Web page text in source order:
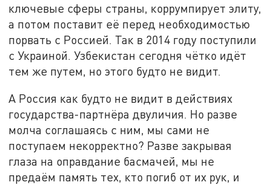
ключевые сферы страны, коррумпирует элиту,
а потом поставит её перед необходимостью
порвать с Россией. Так в 2014 году поступили
с Украиной. Узбекистан сегодня чётко идёт
тем же путем, но этого будто не видит.
А Россия как будто не видит в действиях
государства-партнёра двуличия. Но разве
молча соглашаясь с ним, мы сами не
поступаем некорректно? Разве закрывая
глаза на оправдание басмачей, мы не
предаём память тех, кто погиб от их рук, и